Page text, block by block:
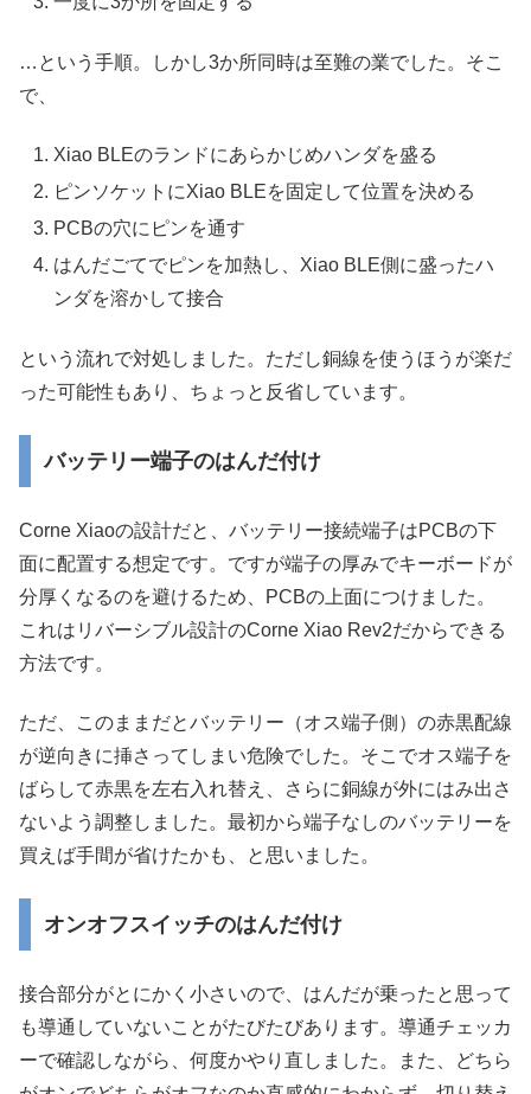
…という手順。しかし3か所同時は至難の業でした。そこ
で、
Xiao BLEのランドにあらかじめハンダを盛る
ピンソケットにXiao BLEを固定して位置を決める
PCBの穴にピンを通す
はんだごてでピンを加熱し、Xiao BLE側に盛ったハ
ンダを溶かして接合
という流れで対処しました。ただし銅線を使うほうが楽だ
った可能性もあり、ちょっと反省しています。
バッテリー端子のはんだ付け
Corne Xiaoの設計だと、バッテリー接続端子はPCBの下
面に配置する想定です。ですが端子の厚みでキーボードが
分厚くなるのを避けるため、PCBの上面につけました。
これはリバーシブル設計のCorne Xiao Rev2だからできる
方法です。
ただ、このままだとバッテリー（オス端子側）の赤黒配線
が逆向きに挿さってしまい危険でした。そこでオス端子を
ばらして赤黒を左右入れ替え、さらに銅線が外にはみ出さ
ないよう調整しました。最初から端子なしのバッテリーを
買えば手間が省けたかも、と思いました。
オンオフスイッチのはんだ付け
接合部分がとにかく小さいので、はんだが乗ったと思って
も導通していないことがたびたびあります。導通チェッカ
ーで確認しながら、何度かやり直しました。また、どちら